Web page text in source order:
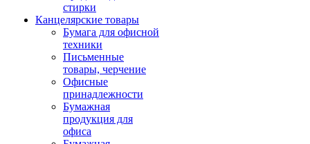
стирки
Канцелярские товары
Бумага для офисной
техники
Письменные
товары, черчение
Офисные
принадлежности
Бумажная
продукция для
офиса